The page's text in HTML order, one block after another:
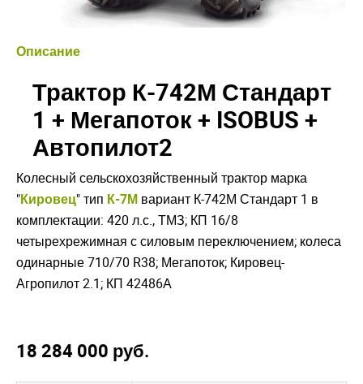
Описание
Трактор К-742М Стандарт
1 + Мегапоток + ISOBUS +
Автопилот2
Колесный сельскохозяйственный трактор марка
"Кировец" тип К-7М вариант К-742М Стандарт 1 в
комплектации: 420 л.с., ТМЗ; КП 16/8
четырехрежимная с силовым переключением; колеса
одинарные 710/70 R38; Мегапоток; Кировец-
Агропилот 2.1; КП 42486А
18 284 000 руб.